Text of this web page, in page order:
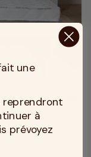
une
reprendront
à
prévoyez